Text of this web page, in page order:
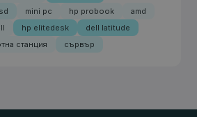
mini pc hp probook
amd
hp elitedesk
dell latitude
станция сървър